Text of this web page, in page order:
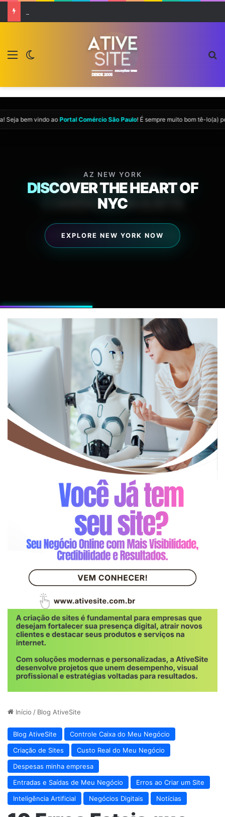
Menu
05:37:44
! Seja bem vindo ao Portal Comércio São Paulo! É sempre muito bom tê-lo(a)
COMÉRCIO SÃO PAULO
VIVENCIE A ELITE DO
COMÉRCIO PAULISTA
EXPLORAR NEGÓCIOS PREMIUM
AZ NEW YORK
DISCOVER THE HEART OF
NYC
EXPLORE NEW YORK NOW
Início / Blog AtiveSite
Blog AtiveSite
Controle Caixa do Meu Negócio
Criação de Sites
Custo Real do Meu Negócio
Despesas minha empresa
Entradas e Saídas de Meu Negócio
Erros ao Criar um Site
Inteligência Artificial
Negócios Digitais Notícias